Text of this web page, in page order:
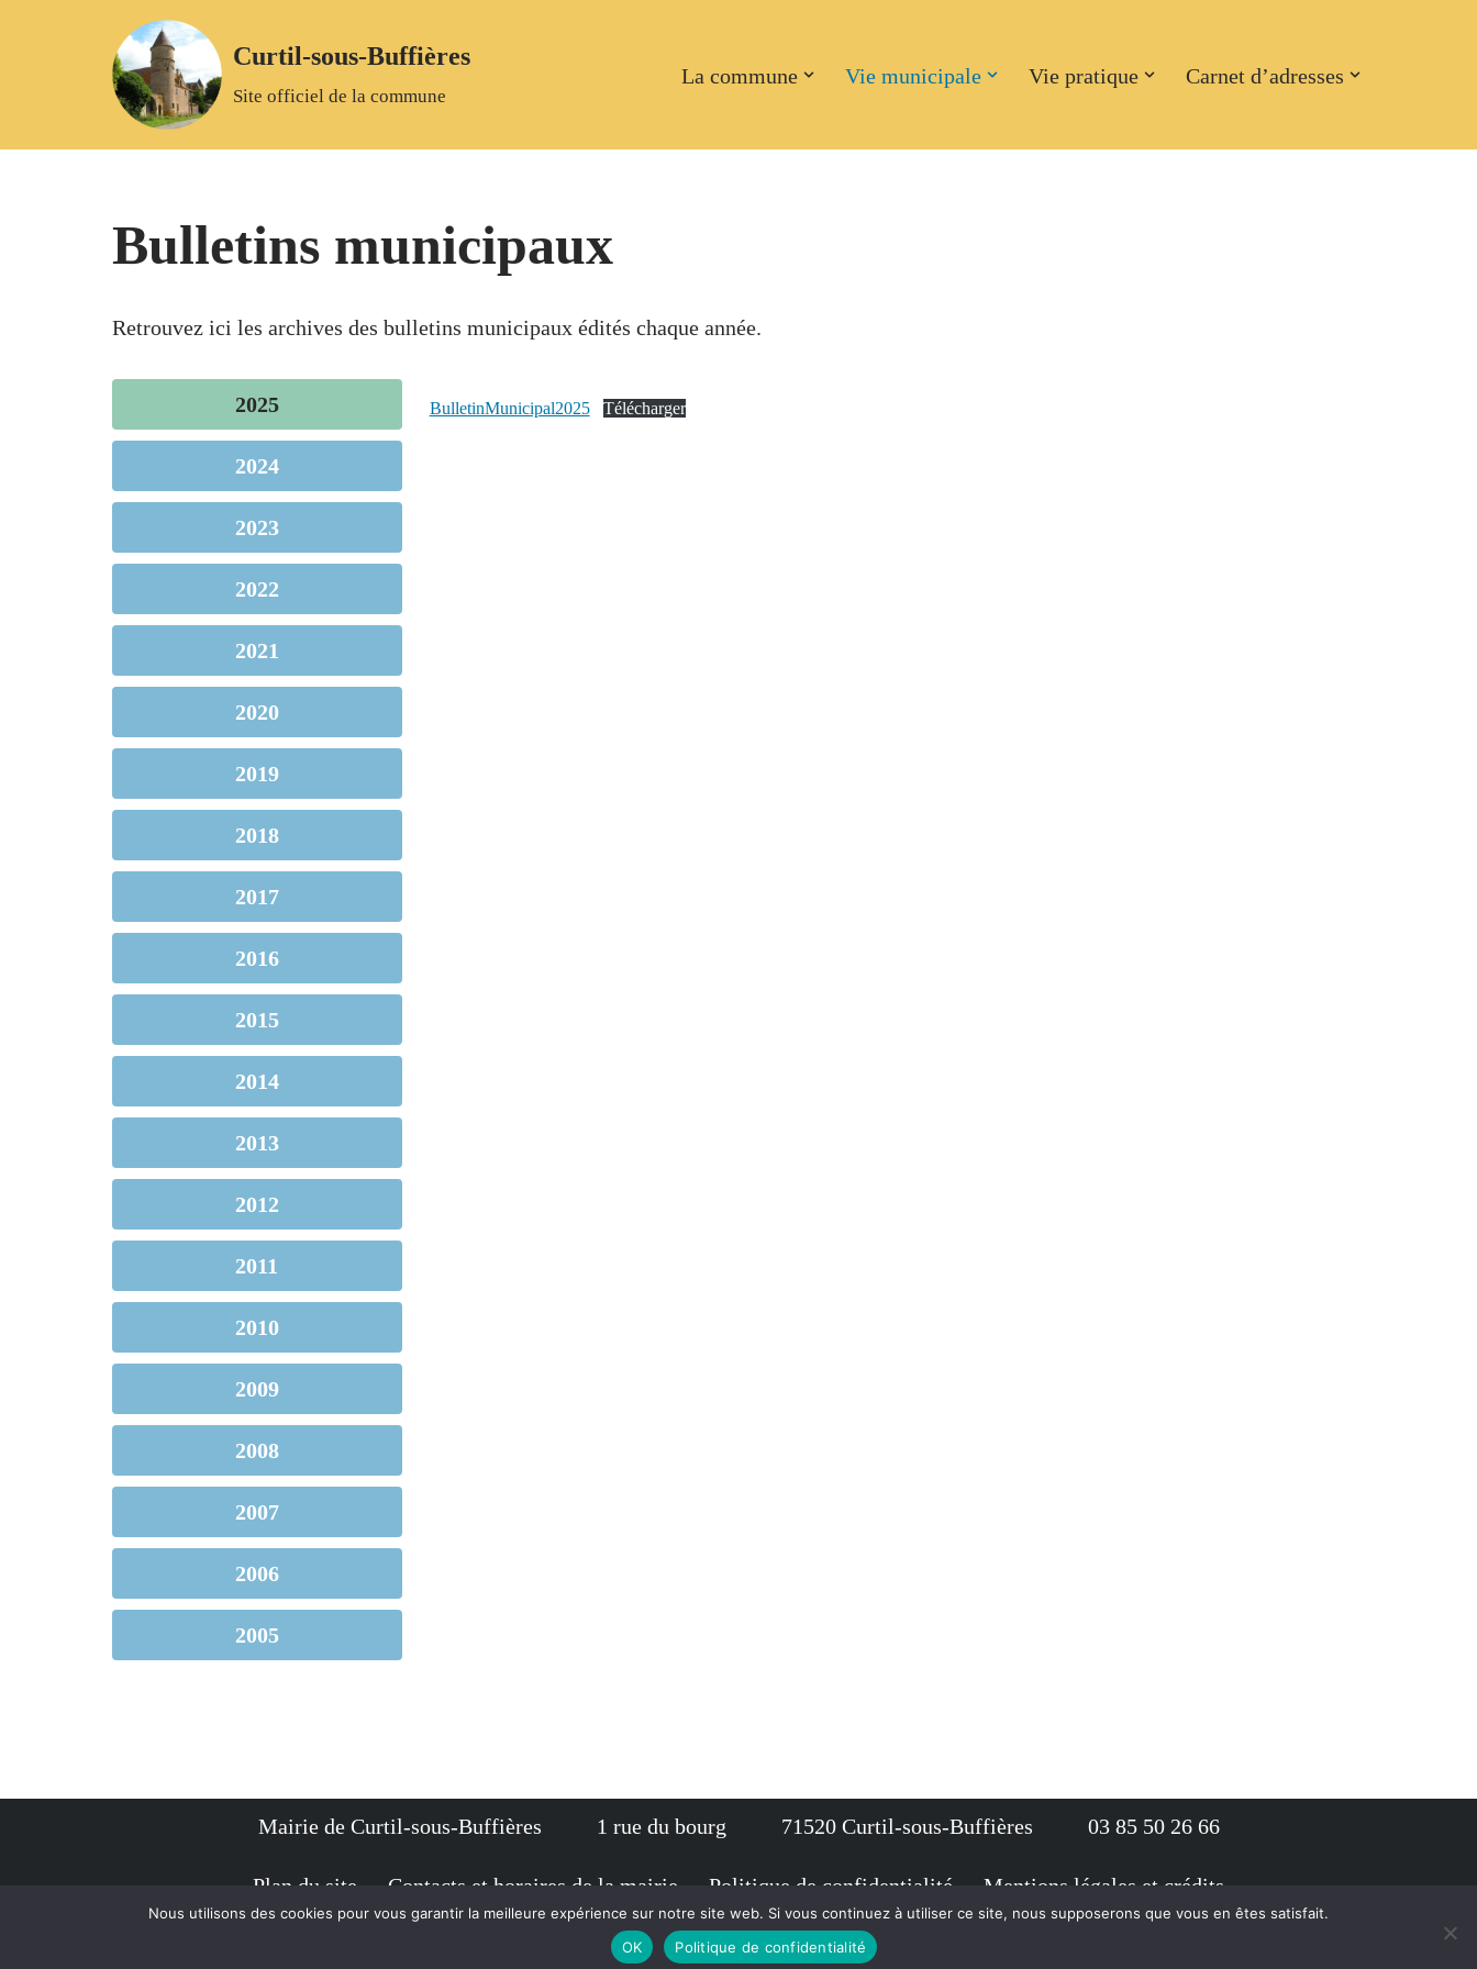
Curtil-sous-Buffières
Site officiel de la commune
La commune Vie municipale Vie pratique Carnet d’adresses
Bulletins municipaux
Retrouvez ici les archives des bulletins municipaux édités chaque année.
2025
2024
2023
2022
2021
2020
2019
2018
2017
2016
2015
2014
2013
2012
2011
2010
2009
2008
2007
2006
2005
BulletinMunicipal2025 Télécharger
Mairie de Curtil-sous-Buffières 1 rue du bourg 71520 Curtil-sous-Buffières 03 85 50 26 66
Plan du site Contacts et horaires de la mairie Politique de confidentialité Mentions légales et crédits
Nous utilisons des cookies pour vous garantir la meilleure expérience sur notre site web. Si vous continuez à utiliser ce site, nous supposerons que vous en êtes satisfait.
OK
Politique de confidentialité